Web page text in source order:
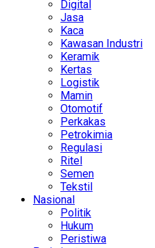
Digital
Jasa
Kaca
Kawasan Industri
Keramik
Kertas
Logistik
Mamin
Otomotif
Perkakas
Petrokimia
Regulasi
Ritel
Semen
Tekstil
Nasional
Politik
Hukum
Peristiwa